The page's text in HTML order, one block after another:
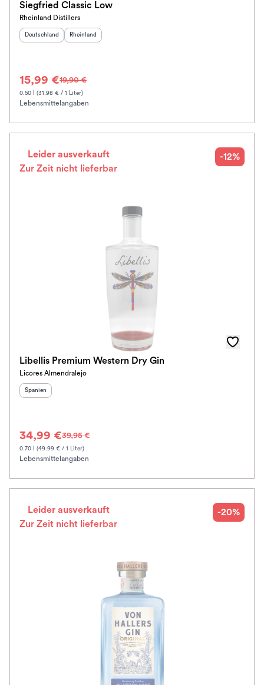
Siegfried Classic Low
Rheinland Distillers
Herkunftsland
Deutschland Herkunftsregion
Rheinland
15,99 €19,90 €
0.50 l (31.98 € / 1 Liter)
Lebensmittelangaben
Leider ausverkauft
Zur Zeit nicht lieferbar
-12%
Libellis Premium Western Dry Gin
Licores Almendralejo
Herkunftsland
Spanien
34,99 €39,95 €
0.70 l (49.99 € / 1 Liter)
Lebensmittelangaben
Leider ausverkauft
Zur Zeit nicht lieferbar
-20%